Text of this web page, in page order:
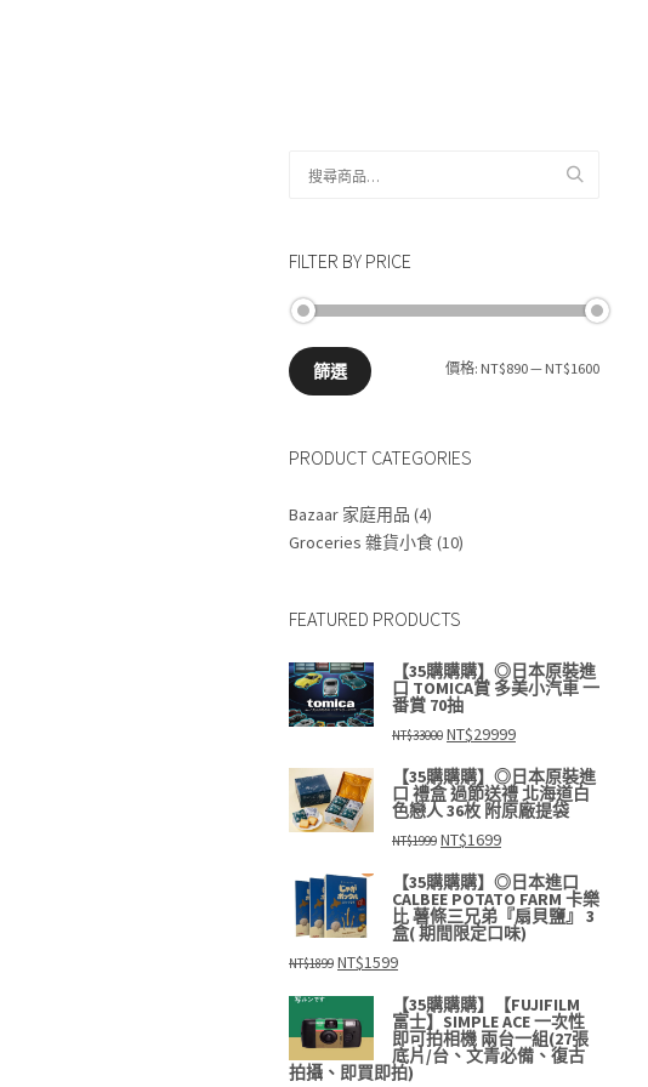
字:
FILTER BY PRICE
最
最
篩選 價格: NT$890— NT$1600
PRODUCT CATEGORIES
Bazaar 家庭用品 (4)
Groceries 雜貨小食(10)
FEATURED PRODUCTS
【35購購購】◎日本原裝進
口 TOMICA賞 多美小汽車 一
番賞 70抽
NT$33000 原
始
價
格：
NT$33000。
NT$29999目
前
價
格：
NT$29999。
【35購購購】◎日本原裝進
口 禮盒 過節送禮 北海道白
色戀人 36枚 附原廠提袋
NT$1999 原
始
價
格：
NT$1999。
NT$1699目
前
價
格：
NT$1699。
【35購購購】◎日本進口
CALBEE POTATO FARM 卡樂
比 薯條三兄弟『扇貝鹽』 3
盒( 期間限定口味)
NT$1899 原
始
價
NT$1899。
NT$1599目
前
價
格：
NT$1599。
【35購購購】【FUJIFILM
富士】SIMPLE ACE 一次性
即可拍相機 兩台一組(27張
底片/台、文青必備、復古
拍攝、即買即拍)